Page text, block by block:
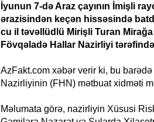
İyunun 7-də Araz çayının İmişli
ərazisindən keçən hissəsində
cu il təvəllüdlü Mirişli Turan Mirağa
Fövqəladə Hallar Nazirliyi
AzFakt.com xəbər verir ki, bu
Nazirliyinin (FHN) mətbuat xidməti
Məlumata görə, nazirliyin Xüsusi